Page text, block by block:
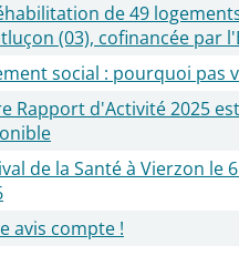
de 49
(03), cofinancée par
social : pourquoi pas
Rapport d'Activité 2025 est
de la Santé à Vierzon le
avis compte !